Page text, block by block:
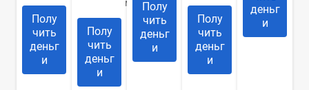
Полу
чить
деньг
и
минуты
Полу
чить
деньг
и
Полу
чить
деньг
и
Полу
чить
деньг
и
деньг
и